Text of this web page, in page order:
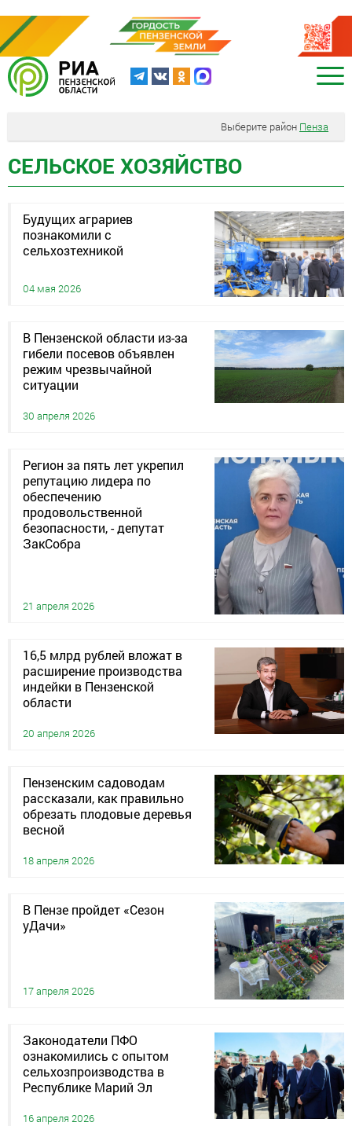
Выберите район Пенза
СЕЛЬСКОЕ ХОЗЯЙСТВО
Будущих аграриев
познакомили с
сельхозтехникой
04 мая 2026
В Пензенской области из-за
гибели посевов объявлен
режим чрезвычайной
ситуации
30 апреля 2026
Регион за пять лет укрепил
репутацию лидера по
обеспечению
продовольственной
безопасности, - депутат
ЗакСобра
21 апреля 2026
16,5 млрд рублей вложат в
расширение производства
индейки в Пензенской
области
20 апреля 2026
Пензенским садоводам
рассказали, как правильно
обрезать плодовые деревья
весной
18 апреля 2026
В Пензе пройдет «Сезон
уДачи»
17 апреля 2026
Законодатели ПФО
ознакомились с опытом
сельхозпроизводства в
Республике Марий Эл
16 апреля 2026